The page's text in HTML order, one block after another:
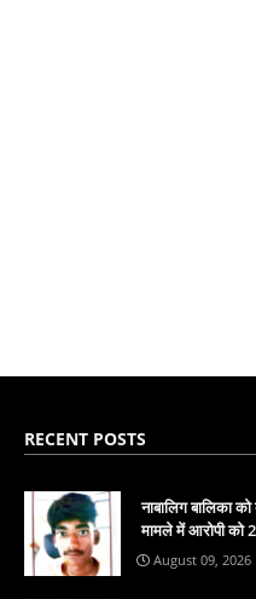
RECENT POSTS
नाबालिग बालिका
मामले में आरोपी को
August 09, 2026